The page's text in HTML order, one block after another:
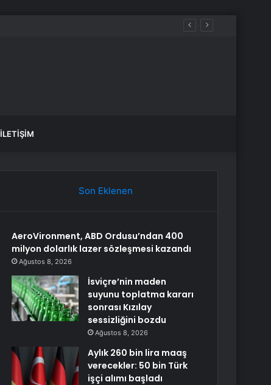
İLETIŞIM
Son Eklenen
AeroVironment, ABD Ordusu’ndan 400
milyon dolarlık lazer sözleşmesi kazandı
Ağustos 8, 2026
İsviçre’nin maden
suyunu toplatma kararı
sonrası Kızılay
sessizliğini bozdu
Ağustos 8, 2026
Aylık 260 bin lira maaş
verecekler: 50 bin Türk
işçi alımı başladı